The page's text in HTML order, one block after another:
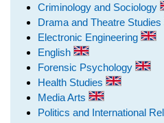
Criminology and Sociology
Drama and Theatre Studies
Electronic Engineering
English
Forensic Psychology
Health Studies
Media Arts
Politics and International